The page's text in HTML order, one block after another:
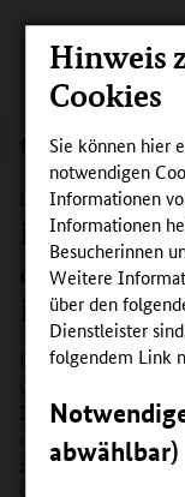
Hinweis
Cookies
Sie können hier
notwendigen
Informationen
Informationen
Besucherinnen
Weitere
über den
Dienstleister
folgendem Link
abwählbar)
Aktuelles
das!“ als
Effektive
InnoVET PLUS-
und ein
zwei